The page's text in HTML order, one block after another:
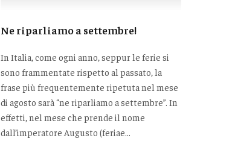
Ne riparliamo a settembre!
In Italia, come ogni anno, seppur le ferie si
sono frammentate rispetto al passato, la
frase più frequentemente ripetuta nel mese
di agosto sarà “ne riparliamo a settembre”. In
effetti, nel mese che prende il nome
dall’imperatore Augusto (feriae...